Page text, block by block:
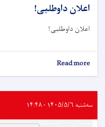
اعلان داوطلبی!
اعلان داوطلبی!
Read more
اعلان
سه‌شنبه ۱۴۰۵/۵/۶ - ۱۴:۴۸